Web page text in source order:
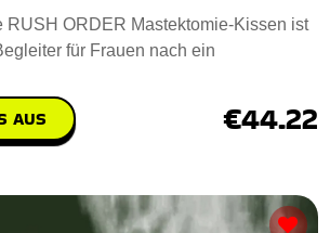
RUSH ORDER Mastektomie-Kissen ist
für Frauen nach ein
AUS €44.22